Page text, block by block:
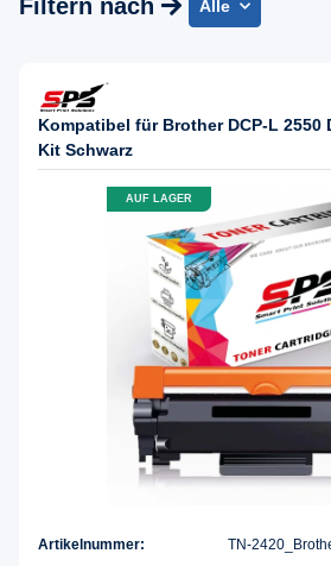
Filtern nach Alle
Kompatibel für Brother DCP-L 2550
Kit Schwarz
AUF LAGER
Artikelnummer:
TN-